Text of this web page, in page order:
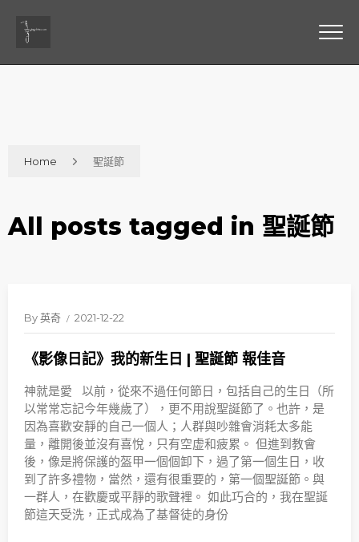
Home 聖誕節
All posts tagged in 聖誕節
By英奇 2021-12-22
《影像日記》我的新生日 | 聖誕節 報佳音
神就是愛 以前，從來不過任何節日，包括自己的生日（所
以常常忘記今年幾歲了），更不用說聖誕節了。也許，是
因為喜歡安靜的自己一個人；人群與吵雜會消耗太多能
量，離開後並沒有喜悅，只有空虚和疲累。 但進到教會
後，像是將保護的盔甲一個個卸下，過了第一個生日，收
到了許多禮物，當然，還有很重要的，第一個聖誕節。與
一群人，在歡慶或平靜的歌聲裡。 如此巧合的，我在聖誕
節這天受洗，正式成為了基督徒的身份